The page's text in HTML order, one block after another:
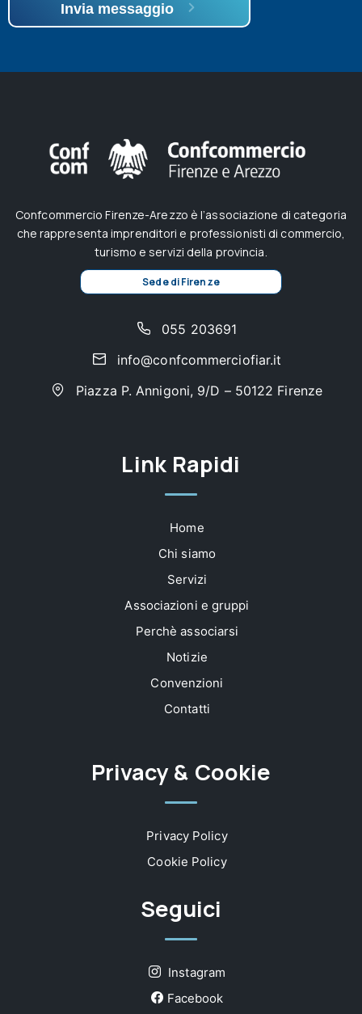
Invia messaggio
Confcommercio Firenze-Arezzo è l’associazione di categoria
che rappresenta imprenditori e professionisti di commercio,
turismo e servizi della provincia.
Sede di Firenze
055 203691
info@confcommerciofiar.it
Piazza P. Annigoni, 9/D – 50122 Firenze
Link Rapidi
Home
Chi siamo
Servizi
Associazioni e gruppi
Perchè associarsi
Notizie
Convenzioni
Contatti
Privacy & Cookie
Privacy Policy
Cookie Policy
Seguici
Instagram
Facebook